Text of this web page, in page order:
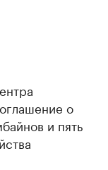
о
и пять